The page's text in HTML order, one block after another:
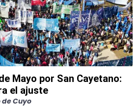
Mayo por San Cayetano:
el ajuste
de Cuyo